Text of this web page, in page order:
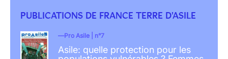
PUBLICATIONS DE FRANCE TERRE D'ASILE
Pro Asile | n°7
Asile: quelle protection pour les